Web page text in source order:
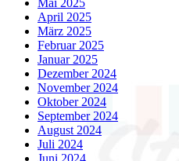
Mai 2025
April 2025
März 2025
Februar 2025
Januar 2025
Dezember 2024
November 2024
Oktober 2024
September 2024
August 2024
Juli 2024
Juni 2024